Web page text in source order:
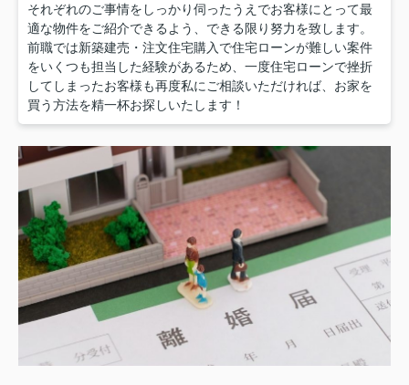
それぞれのご事情をしっかり伺ったうえでお客様にとって最
適な物件をご紹介できるよう、できる限り努力を致します。
前職では新築建売・注文住宅購入で住宅ローンが難しい案件
をいくつも担当した経験があるため、一度住宅ローンで挫折
してしまったお客様も再度私にご相談いただければ、お家を
買う方法を精一杯お探しいたします！